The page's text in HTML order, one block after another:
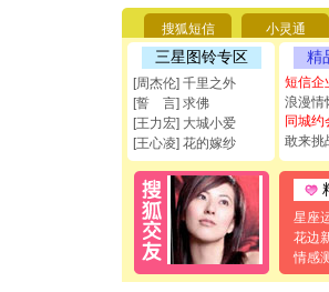
搜狐短信 小灵通
三星图铃专区
[周杰伦] 千里之外
[誓 言] 求佛
[王力宏] 大城小爱
[王心凌] 花的嫁纱
精
短信企
浪漫情
同城
敢来挑
星座
花边
情感